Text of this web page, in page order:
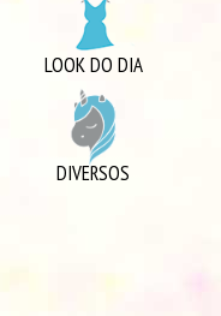
LOOK DO DIA
DIVERSOS